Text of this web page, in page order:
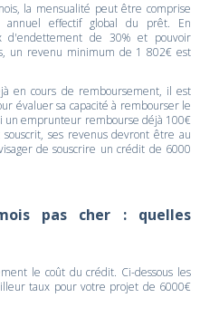
la mensualité peut être comprise
effectif global du prêt. En
d'endettement de 30% et pouvoir
un revenu minimum de 1 802€ est
en cours de remboursement, il est
évaluer sa capacité à rembourser le
un emprunteur rembourse déjà 100€
ses revenus devront être au
de souscrire un crédit de 6000
pas cher : quelles
le coût du crédit. Ci-dessous les
taux pour votre projet de 6000€